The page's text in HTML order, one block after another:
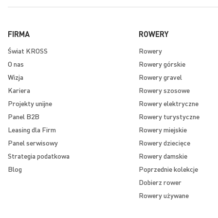
FIRMA
Świat KROSS
O nas
Wizja
Kariera
Projekty unijne
Panel B2B
Leasing dla Firm
Panel serwisowy
Strategia podatkowa
Blog
ROWERY
Rowery
Rowery górskie
Rowery gravel
Rowery szosowe
Rowery elektryczne
Rowery turystyczne
Rowery miejskie
Rowery dziecięce
Rowery damskie
Poprzednie kolekcje
Dobierz rower
Rowery używane